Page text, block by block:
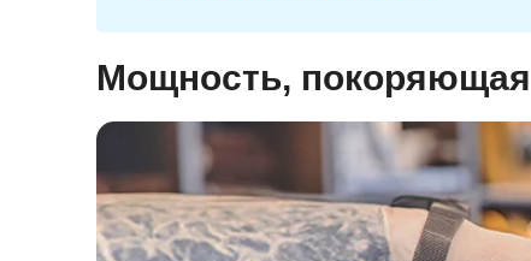
Мощность,